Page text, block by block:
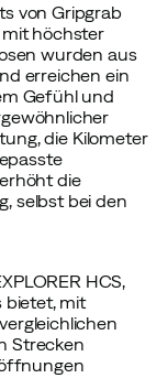
von Gripgrab
höchster
wurden aus
erreichen ein
Gefühl und
die Kilometer
die
selbst bei den
HCS,
bietet, mit
Strecken